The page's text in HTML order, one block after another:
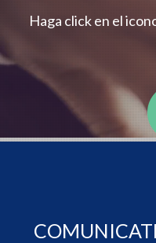
Haga click en el